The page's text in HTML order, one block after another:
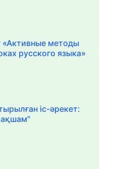
«Активные методы
русского языка»
іс-әрекет: